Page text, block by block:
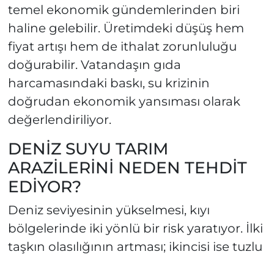
temel ekonomik gündemlerinden biri
haline gelebilir. Üretimdeki düşüş hem
fiyat artışı hem de ithalat zorunluluğu
doğurabilir. Vatandaşın gıda
harcamasındaki baskı, su krizinin
doğrudan ekonomik yansıması olarak
değerlendiriliyor.
DENİZ SUYU TARIM
ARAZİLERİNİ NEDEN TEHDİT
EDİYOR?
Deniz seviyesinin yükselmesi, kıyı
bölgelerinde iki yönlü bir risk yaratıyor. İlki
taşkın olasılığının artması; ikincisi ise tuzlu